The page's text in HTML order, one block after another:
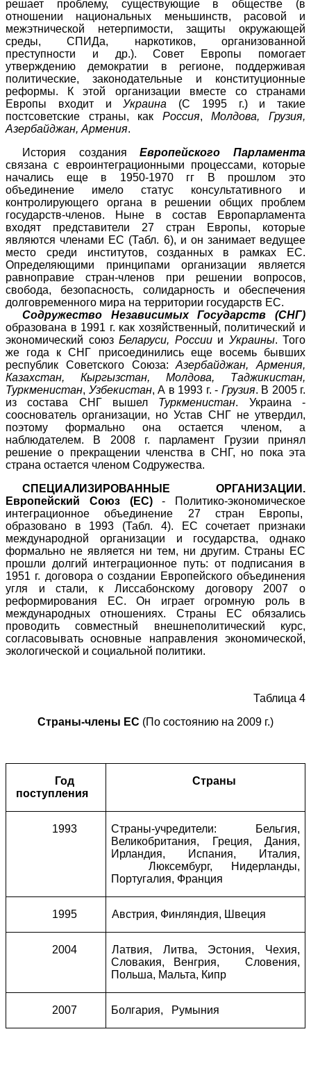
решает проблему, существующие в обществе (в
отношении национальных меньшинств, расовой и
межэтнической нетерпимости, защиты окружающей
среды,СПИДа, наркотиков, организованной
преступности и др.). Совет Европы помогает
утверждению демократии в регионе, поддерживая
политические, законодательные и конституционные
реформы. К этой организации вместе со странами
Европы входит иУкраина (С 1995 г.) и такие
постсоветские страны, как Россия,Молдова, Грузия,
Азербайджан, Армения.
История созданияЕвропейского Парламента
связана с евроинтеграционными процессами, которые
начались еще в 1950-1970 гг В прошлом это
объединение имело статус консультативного и
контролирующего органа в решении общих проблем
государств-членов. Ныне в состав Европарламента
входят представители 27 стран Европы, которые
являются членами ЕС (Табл. 6), и он занимает ведущее
место среди институтов, созданных в рамках ЕС.
Определяющими принципами организации является
равноправие стран-членов при решении вопросов,
свобода, безопасность, солидарность и обеспечения
долговременного мира на территории государств ЕС.
Содружество Независимых Государств (СНГ)
образована в 1991 г. как хозяйственный, политический и
экономический союз Беларуси, Россиии Украины. Того
же года к СНГ присоединились еще восемь бывших
республик Советского Союза:Азербайджан, Армения,
Казахстан, Кыргызстан, Молдова, Таджикистан,
Туркменистан, Узбекистан, А в 1993 г. - Грузия. В 2005 г.
из состава СНГ вышел Туркменистан. Украина -
сооснователь организации, но Устав СНГ не утвердил,
поэтому формально она остается членом, а
наблюдателем. В 2008 г. парламент Грузии принял
решение о прекращении членства в СНГ, но пока эта
страна остается членом Содружества.
СПЕЦИАЛИЗИРОВАННЫЕ ОРГАНИЗАЦИИ.
Европейский Союз
(ЕС)- Политико-экономическое
интеграционное объединение 27 стран Европы,
образовано в 1993 (Табл. 4). ЕС сочетает признаки
международной организации и государства, однако
формально не является ни тем, ни другим. Страны ЕС
прошли долгий интеграционное путь: от подписания в
1951 г. договора о создании Европейского объединения
угля и стали, к Лиссабонскому договору 2007 о
реформирования ЕС. Он играет огромную роль в
международных отношениях. Страны ЕС обязались
проводить совместный внешнеполитический курс,
согласовывать основные направления экономической,
экологической и социальной политики.
Таблица 4
Страны-члены ЕС (По состоянию на 2009 г.)
Год
поступления
Страны
1993
Страны-учредители: Бельгия,
Великобритания, Греция, Дания,
Ирландия, Испания, Италия,
Люксембург, Нидерланды,
Португалия, Франция
1995 Австрия, Финляндия, Швеция
2004
Латвия, Литва, Эстония, Чехия,
Словакия, Венгрия, Словения,
Польша, Мальта, Кипр
2007 Болгария, Румыния